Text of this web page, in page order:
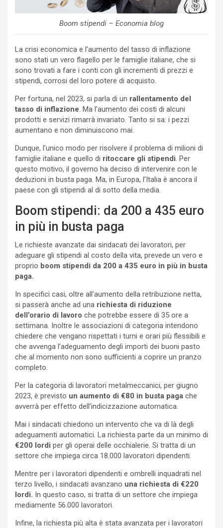
Boom stipendi – Economia blog
La crisi economica e l’aumento del tasso di inflazione
sono stati un vero flagello per le famiglie italiane, che si
sono trovati a fare i conti con gli incrementi di prezzi e
stipendi, corrosi del loro potere di acquisto.
Per fortuna, nel 2023, si parla di un rallentamento del
tasso di inflazione . Ma l’aumento dei costi di alcuni
prodotti e servizi rimarrà invariato. Tanto si sa: i pezzi
aumentano e non diminuiscono mai.
Dunque, l’unico modo per risolvere il problema di milioni di
famiglie italiane e quello di ritoccare gli stipendi . Per
questo motivo, il governo ha deciso di intervenire con le
deduzioni in busta paga. Ma, in Europa, l’Italia è ancora il
paese con gli stipendi al di sotto della media.
Boom stipendi: da 200 a 435 euro
in più in busta paga
Le richieste avanzate dai sindacati dei lavoratori, per
adeguare gli stipendi al costo della vita, prevede un vero e
proprio boom stipendi da 200 a 435 euro in più in busta
paga.
In specifici casi, oltre all’aumento della retribuzione netta,
si passerà anche ad una richiesta di riduzione
dell’orario di lavoro che potrebbe essere di 35 ore a
settimana. Inoltre le associazioni di categoria intendono
chiedere che vengano rispettati i turni e orari più flessibili e
che avvenga l’adeguamento degli importi dei buoni pasto
che al momento non sono sufficienti a coprire un pranzo
completo.
Per la categoria di lavoratori metalmeccanici, per giugno
2023, è previsto un aumento di €80 in busta paga che
avverrà per effetto dell’indicizzazione automatica.
Mai i sindacati chiedono un intervento che va di là degli
adeguamenti automatici. La richiesta parte da un minimo di
€200 lordi per gli operai delle occhialerie. Si tratta di un
settore che impiega circa 18.000 lavoratori dipendenti.
Mentre per i lavoratori dipendenti e ombrelli inquadrati nel
terzo livello, i sindacati avanzano una richiesta di €220
lordi. In questo caso, si tratta di un settore che impiega
mediamente 56.000 lavoratori.
Infine, la richiesta più alta è stata avanzata per i lavoratori